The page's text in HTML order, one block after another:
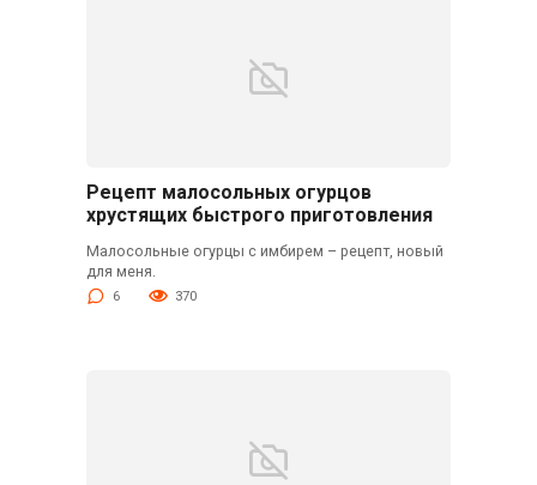
Рецепт малосольных огурцов
хрустящих быстрого приготовления
Малосольные огурцы с имбирем – рецепт, новый
для меня.
6 370